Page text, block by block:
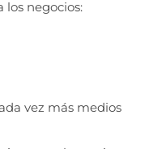
negocios:
vez más medios